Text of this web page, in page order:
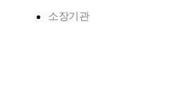
소장기관